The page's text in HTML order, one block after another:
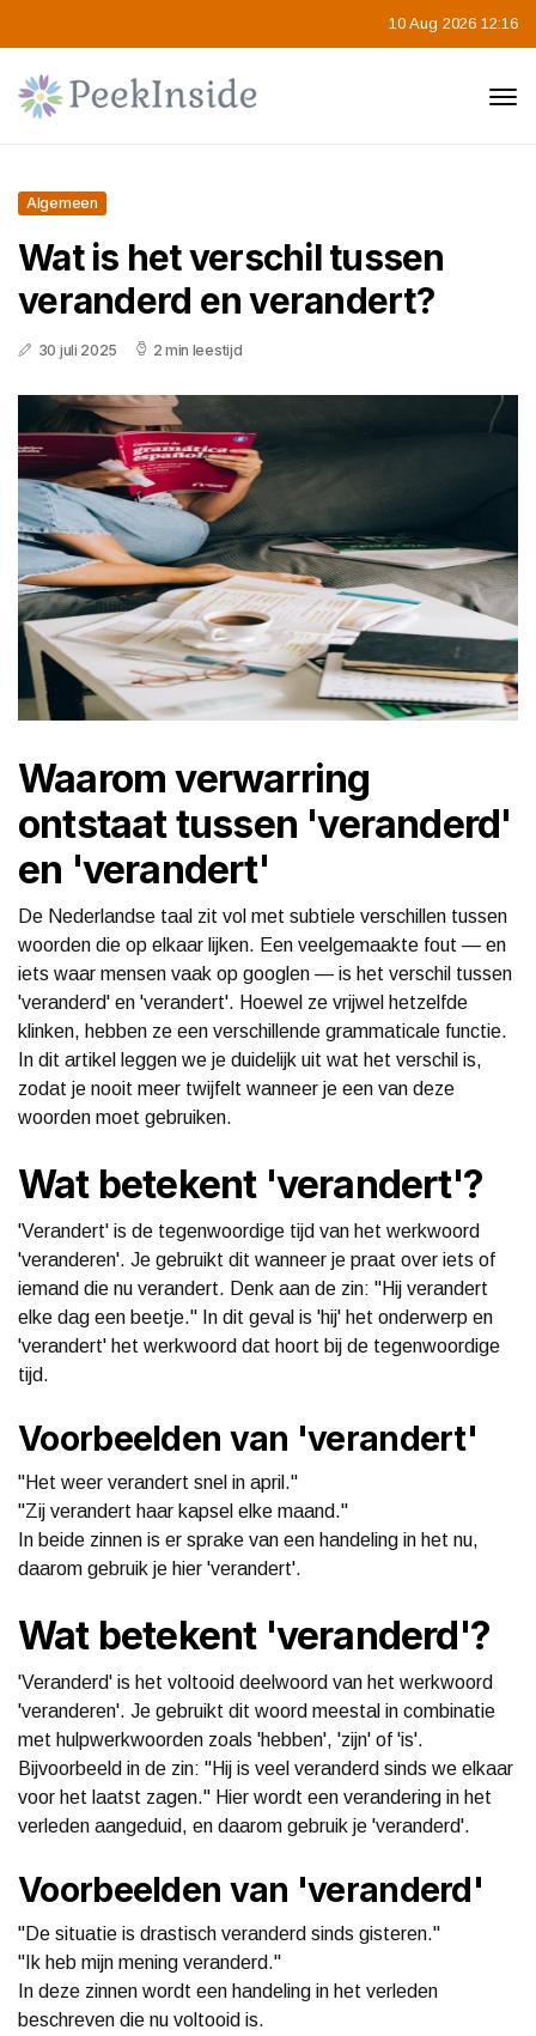
10 Aug 2026 12:16
Algemeen
Wat is het verschil tussen
veranderd en verandert?
30 juli 2025 2 min leestijd
Waarom verwarring
ontstaat tussen 'veranderd'
en 'verandert'
De Nederlandse taal zit vol met subtiele verschillen tussen
woorden die op elkaar lijken. Een veelgemaakte fout — en
iets waar mensen vaak op googlen — is het verschil tussen
'veranderd' en 'verandert'. Hoewel ze vrijwel hetzelfde
klinken, hebben ze een verschillende grammaticale functie.
In dit artikel leggen we je duidelijk uit wat het verschil is,
zodat je nooit meer twijfelt wanneer je een van deze
woorden moet gebruiken.
Wat betekent 'verandert'?
'Verandert' is de tegenwoordige tijd van het werkwoord
'veranderen'. Je gebruikt dit wanneer je praat over iets of
iemand die nu verandert. Denk aan de zin: "Hij verandert
elke dag een beetje." In dit geval is 'hij' het onderwerp en
'verandert' het werkwoord dat hoort bij de tegenwoordige
tijd.
Voorbeelden van 'verandert'
"Het weer verandert snel in april."
"Zij verandert haar kapsel elke maand."
In beide zinnen is er sprake van een handeling in het nu,
daarom gebruik je hier 'verandert'.
Wat betekent 'veranderd'?
'Veranderd' is het voltooid deelwoord van het werkwoord
'veranderen'. Je gebruikt dit woord meestal in combinatie
met hulpwerkwoorden zoals 'hebben', 'zijn' of 'is'.
Bijvoorbeeld in de zin: "Hij is veel veranderd sinds we elkaar
voor het laatst zagen." Hier wordt een verandering in het
verleden aangeduid, en daarom gebruik je 'veranderd'.
Voorbeelden van 'veranderd'
"De situatie is drastisch veranderd sinds gisteren."
"Ik heb mijn mening veranderd."
In deze zinnen wordt een handeling in het verleden
beschreven die nu voltooid is.